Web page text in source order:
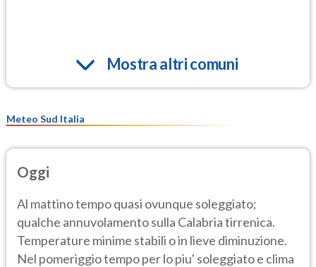
Mostra altri comuni
Meteo Sud Italia
Oggi
Al mattino tempo quasi ovunque soleggiato;
qualche annuvolamento sulla Calabria tirrenica.
Temperature minime stabili o in lieve diminuzione.
Nel pomeriggio tempo per lo piu' soleggiato e clima